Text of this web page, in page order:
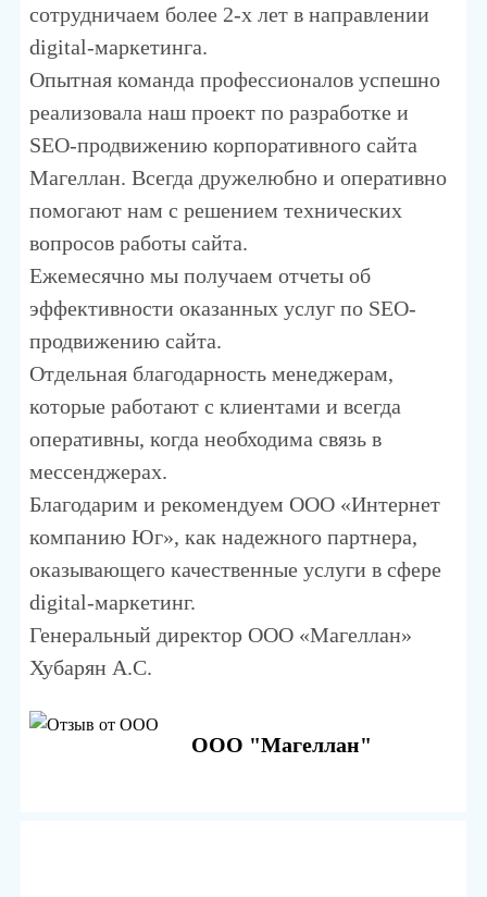
сотрудничаем более 2-х лет в направлении
digital-маркетинга.
Опытная команда профессионалов успешно
реализовала наш проект по разработке и
SEO-продвижению корпоративного сайта
Магеллан. Всегда дружелюбно и оперативно
помогают нам с решением технических
вопросов работы сайта.
Ежемесячно мы получаем отчеты об
эффективности оказанных услуг по SEO-
продвижению сайта.
Отдельная благодарность менеджерам,
которые работают с клиентами и всегда
оперативны, когда необходима связь в
мессенджерах.
Благодарим и рекомендуем ООО «Интернет
компанию Юг», как надежного партнера,
оказывающего качественные услуги в сфере
digital-маркетинг.
Генеральный директор ООО «Магеллан»
Хубарян А.С.
ООО "Магеллан"